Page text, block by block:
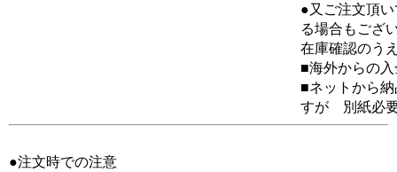
●又ご注文頂
る場合もござ
在庫確認のう
■海外からの
■ネットから
すが 別紙必
●注文時での注意